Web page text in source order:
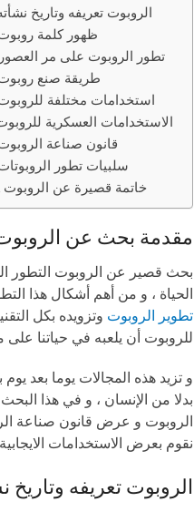
الروبوت تعريفه وتاريخ
ظهور كلمة
تطور الروبوت على مر العصور
طريقة صنع
استخدامات مختلفة
الاستخدامات العسكرية
قانون صناعة
سلبيات تطور
خاتمة قصيرة عن الروبوت
مقدمة بحث عن
بحث قصير عن الروبوت التطور
الحياة ، و من أهم أشكال هذا
تطوير الروبوت وتزويده بكل
للروبوت أن يلعبه في حياتنا
و تزيد هذه المجالات يوما بعد
بدلا من الإنسان ، و في هذا
الروبوت و عرض قانون صناعة
نقوم بعرض الاستخدامات
الروبوت تعريفه وتاريخ